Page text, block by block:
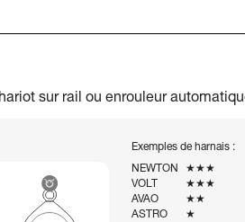
sur rail ou enrouleur
Exemples de harnais :
NEWTON
★★★
VOLT
★★★
AVAO
★★
ASTRO
★